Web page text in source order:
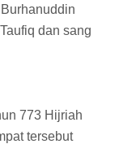
dan sang
773 Hijriah
tersebut